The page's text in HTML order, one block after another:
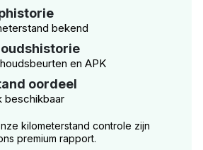
bekend
en APK
oordeel
beschikbaar
kilometerstand controle zijn
premium rapport.